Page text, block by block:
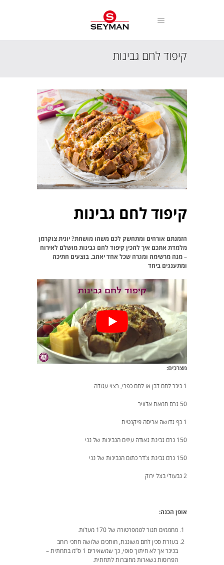
קיפוד לחם גבינות
עמוד הבית מתכונים מנות חלביות קיפוד לחם גבינות
קיפוד לחם גבינות
הזמנתם אורחים ומתחשק לכם משהו מושחת? יונית צוקרמן
מלמדת אתכם איך להכין קיפוד לחם גבינות מושלם לאירוח
– מנה מרשימה ומגרה שכל אחד יאהב. בוצעים חתיכה
ומתענגים ביחד
מצרכים:
1 כיכר לחם לבן או לחם כפרי, רצוי עגולה
50 גרם חמאת אלוויר
1 כף גדושה אריסה פיקנטית
150 גרם גבינת גאודה עיזים הגבינות של נני
150 גרם גבינת צ’דר כתום הגבינות של נני
2 גבעולי בצל ירוק
אופן הכנה:
מחממים תנור לטמפרטורה של 170 מעלות.
בעזרת סכין לחם משוננת, חותכים שלושה חתכי רוחב
בכיכר אך לא חיתוך סופי, כך שמשאירים 1 ס”מ בתחתית –
הפרוסות נשארות מחוברות לתחתית.